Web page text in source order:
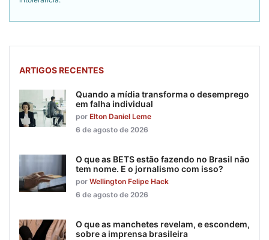
ARTIGOS RECENTES
Quando a mídia transforma o desemprego
em falha individual
por Elton Daniel Leme
6 de agosto de 2026
O que as BETS estão fazendo no Brasil não
tem nome. E o jornalismo com isso?
por Wellington Felipe Hack
6 de agosto de 2026
O que as manchetes revelam, e escondem,
sobre a imprensa brasileira